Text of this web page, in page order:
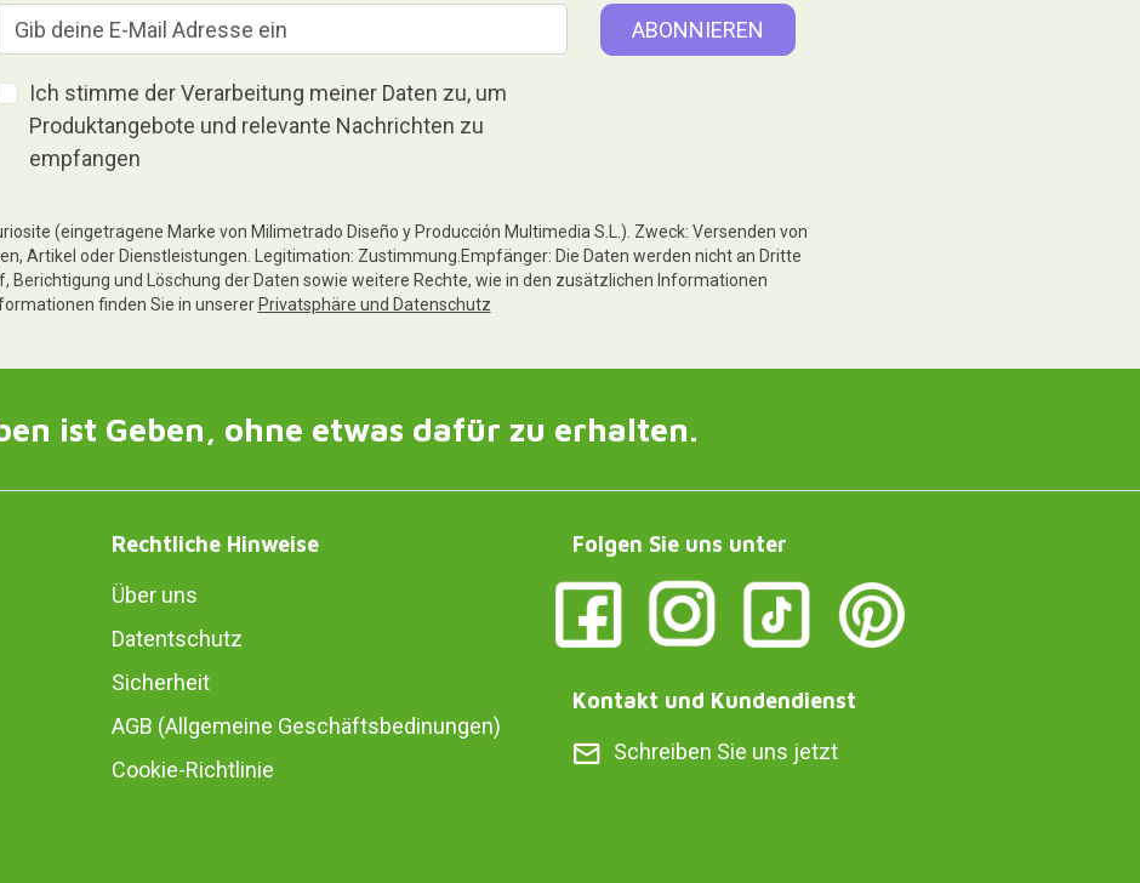
Ich stimme der Verarbeitung meiner Daten zu, um
Produktangebote und relevante Nachrichten zu
empfangen
(eingetragene Marke von Milimetrado Diseño y Producción Multimedia S.L.). Zweck: Versenden von
Artikel oder Dienstleistungen. Legitimation: Zustimmung.Empfänger: Die Daten werden nicht an Dritte
Berichtigung und Löschung der Daten sowie weitere Rechte, wie in den zusätzlichen Informationen
finden Sie in unserer Privatsphäre und Datenschutz
ist Geben, ohne etwas dafür zu erhalten.
Rechtliche Hinweise
Über uns
Datentschutz
Sicherheit
AGB (Allgemeine Geschäftsbedinungen)
Cookie-Richtlinie
Folgen Sie uns unter
Kontakt und Kundendienst
Schreiben Sie uns jetzt